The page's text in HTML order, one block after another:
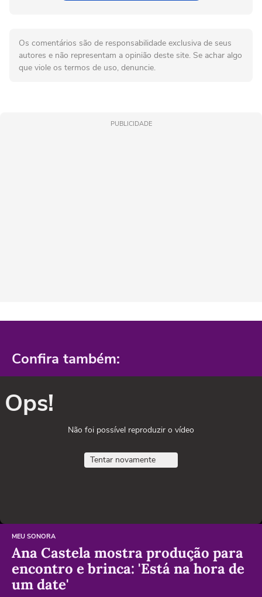
Os comentários são de responsabilidade exclusiva de seus
autores e não representam a opinião deste site. Se achar algo
que viole os termos de uso, denuncie.
PUBLICIDADE
Confira também:
Ops!
Não foi possível reproduzir o vídeo
Tentar novamente
MEU SONORA
Ana Castela mostra produção para
encontro e brinca: 'Está na hora de
um date'